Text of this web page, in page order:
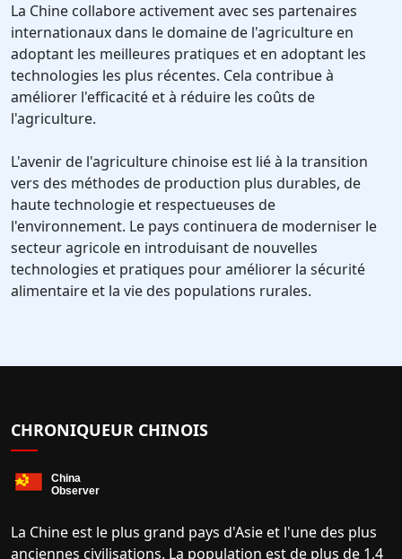
La Chine collabore activement avec ses partenaires
internationaux dans le domaine de l'agriculture en
adoptant les meilleures pratiques et en adoptant les
technologies les plus récentes. Cela contribue à
améliorer l'efficacité et à réduire les coûts de
l'agriculture.
L'avenir de l'agriculture chinoise est lié à la transition
vers des méthodes de production plus durables, de
haute technologie et respectueuses de
l'environnement. Le pays continuera de moderniser le
secteur agricole en introduisant de nouvelles
technologies et pratiques pour améliorer la sécurité
alimentaire et la vie des populations rurales.
CHRONIQUEUR CHINOIS
La Chine est le plus grand pays d'Asie et l'une des plus
anciennes civilisations. La population est de plus de 1,4